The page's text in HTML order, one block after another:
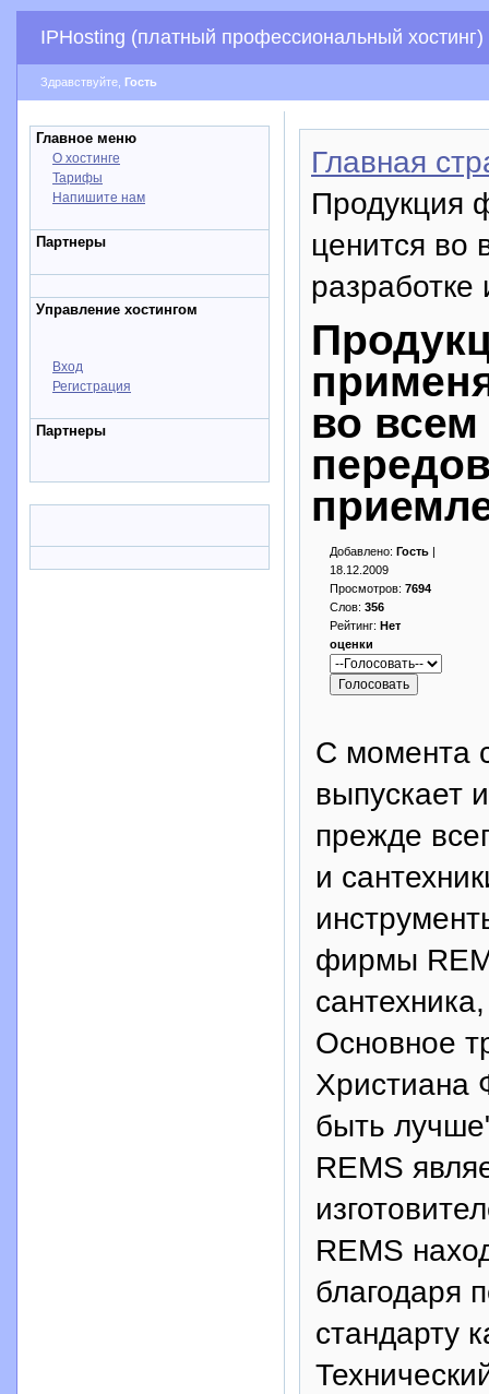
IPHosting (платный профессиональный хостинг)
Здравствуйте, Гость
Главное меню
О хостинге
Тарифы
Напишите нам
Партнеры
Управление хостингом
Вход
Регистрация
Партнеры
Главная
Продукция
ценится во
во
Добавлено: Гость |
18.12.2009
Просмотров: 7694
Слов: 356
Рейтинг: Нет
оценки
С момента
выпускает
прежде
и
фирмы
Основное
Христиана
быть
REMS
REMS
благодаря
стандарту